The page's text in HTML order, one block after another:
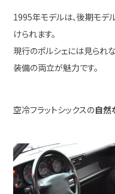
1995年モデルは、後期モデ
けられます。
現行のポルシェには見られ
装備の両立が魅力です。
空冷フラットシックスの自然